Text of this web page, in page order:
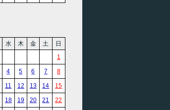
水 木 金 土
日
1
4 5 6 7 8
11 12 13 14 15
18 19 20 21 22